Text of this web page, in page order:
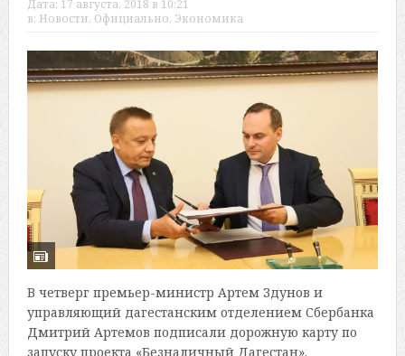
Дата: 17 августа, 2018 в 10:21
в: Новости, Официально, Экономика
В четверг премьер-министр Артем Здунов и
управляющий дагестанским отделением Сбербанка
Дмитрий Артемов подписали дорожную карту по
запуску проекта «Безналичный Дагестан».